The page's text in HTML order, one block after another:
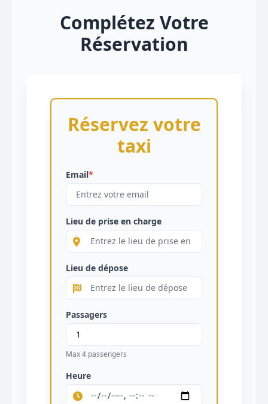
Complétez Votre
Réservation
Réservez votre
taxi
Email*
Lieu de prise en charge
Lieu de dépose
Passagers
Max 4 passengers
Heure